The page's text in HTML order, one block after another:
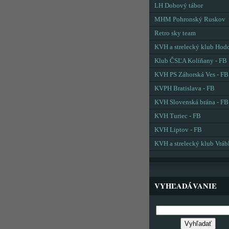
LH Dobový tábor
MHM Pohronský Ruskov
Retro sky team
KVH a strelecký klub
Klub ČSĽA Kolíňany - FB
KVH PS Záhorská Ves - FB
KVPH Bratislava - FB
KVH Slovenská brána - FB
KVH Turiec - FB
KVH Liptov - FB
KVH a strelecký klub
VYHĽADÁVANIE